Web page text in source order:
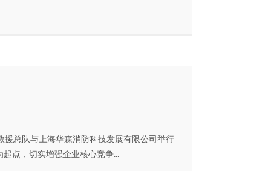
总队与上海华森消防科技发展有限公司举行
点，切实增强企业核心竞争...